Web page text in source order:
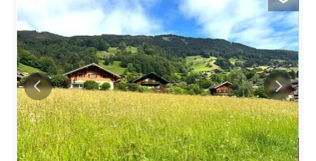
tranquillité et la qualité de vie alpine, tout en restant
proche des commodités. Été comme hiver, la station offre
un accès direct aux activités de plein air : ski,
randonnées, VTT et balades en nature. Le village dispose
de commerces et restaurants, et la plaine est accessible
en environ 15 minutes. La résidence Les Savounettes est
parfaitement entretenue et propose à ses copropriétaires
un agréable jardin commun avec barbecue et terrain de
pétanque, propice à la détente et à la convivialité.
Disposition : Pièce à vivre lumineuse...